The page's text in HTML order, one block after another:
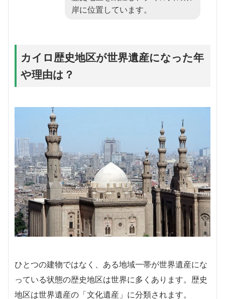
岸に位置しています。
カイロ歴史地区が世界遺産になった年
や理由は？
ひとつの建物ではなく、ある地域一帯が世界遺産にな
っている状態の歴史地区は世界に多くあります。歴史
地区は世界遺産の「文化遺産」に分類されます。